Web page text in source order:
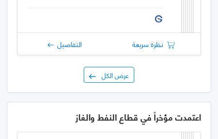
نظرة سريعة التفاصيل
عرض الكل
اعتمدت مؤخراً في قطاع النفط والغاز